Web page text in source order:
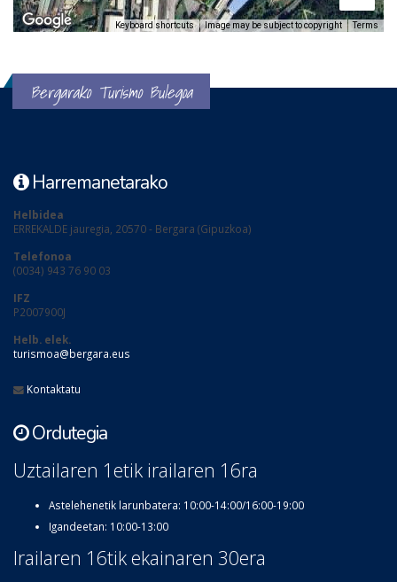
Keyboard shortcuts Image may be subject to copyright Terms
Bergarako Turismo Bulegoa
Harremanetarako
Helbidea
ERREKALDE jauregia, 20570 - Bergara (Gipuzkoa)
Telefonoa
(0034) 943 76 90 03
IFZ
P2007900J
Helb. elek.
turismoa@bergara.eus
Kontaktatu
Ordutegia
Uztailaren 1etik irailaren 16ra
Astelehenetik larunbatera: 10:00-14:00/16:00-19:00
Igandeetan: 10:00-13:00
Irailaren 16tik ekainaren 30era